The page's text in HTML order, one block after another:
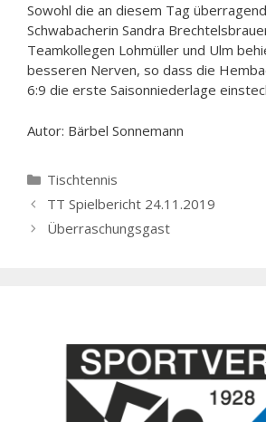
Sowohl die an diesem Tag
Schwabacherin Sandra
Teamkollegen Lohmüller und Ulm
besseren Nerven, so dass die
6:9 die erste Saisonniederlage
Autor: Bärbel Sonnemann
Kategorien
Tischtennis
TT Spielbericht 24.11.2019
Überraschungsgast